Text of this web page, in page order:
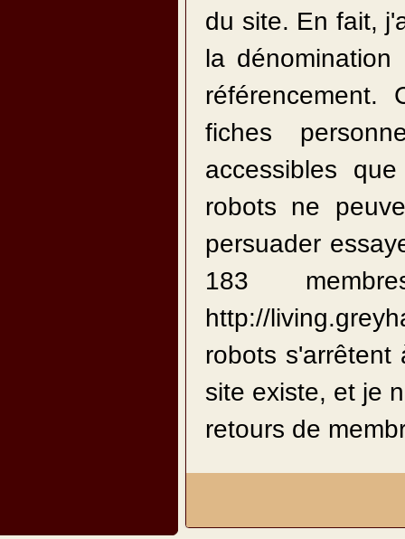
du site. En fait,
la
référencement.
fiches
accessibles
robots ne
persuader
183
http://
robots
site existe, et je
retours de